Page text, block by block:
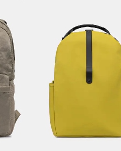
Цвят
Марка
Код на продукта